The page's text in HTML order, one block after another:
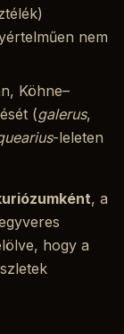
nem
Köhne–
(galerus,
-leleten
, a
hogy a